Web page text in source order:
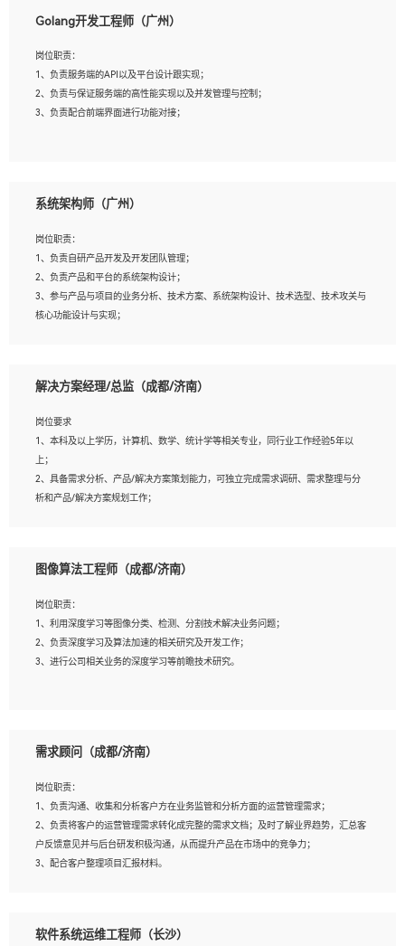
2、熟悉PostgreSQL、redis、MongoDB、ElasticSearch等开源数据库运维管理，拥
3、熟悉Oracle、MySQL、SQLServer中一种或多种优先。
4、熟悉Hadoop、HBASE、Spark等大数据平台优先。
5、熟悉linux或任意一种unix操作系统，如有较强操作系统侧工作经验者优先。
6、具备丰富的项目实施经验，较强的自我学习能力。
Golang开发工程师（广州）
岗位职责：
1、负责服务端的API以及平台设计跟实现；
2、负责与保证服务端的高性能实现以及并发管理与控制；
3、负责配合前端界面进行功能对接；
2、1年以上Golang开发工作经验，能独立完成相应项目开发；
与实现，熟悉常用开源框架及设计模式；
4、熟悉Golang、连接池、消息队列等组件使用、熟悉后端开发、测试、调试流程跟
工具使用；
5、对技术有激情，喜欢钻研，能快速接受和掌握新技术，学习能力和工作责任心
强，良好的沟通表达能力和团队协作能力。
系统架构师（广州）
岗位职责：
1、负责自研产品开发及开发团队管理；
2、负责产品和平台的系统架构设计；
3、参与产品与项目的业务分析、技术方案、系统架构设计、技术选型、技术攻关与
核心功能设计与实现；
岗位要求：
1、全日制统招本科及以上学历，计算机相关专业毕业，5年以上开发工作经验；
2、具有扎实的java编程功底和良好的编码习惯，有分布式、多线程及高并发系统开
发经验和性能调优经验尤佳；熟悉JVM调优；掌握基础中间件、基础架构方案和云
平台、云产品功能特性，熟练使用相关平台的功能和了解其背后实现机制；
研发管理流程建设经验；
常用框架和技术Springboot、Shiro、springcloud等；熟悉Linux常用命令和了解常
用脚本语言，较丰富的线上系统运维经验，复杂问题排查思路清晰。
解决方案经理/总监（成都/济南）
岗位要求
1、本科及以上学历，计算机、数学、统计学等相关专业，同行业工作经验5年以
上；
2、具备需求分析、产品/解决方案策划能力，可独立完成需求调研、需求整理与分
析和产品/解决方案规划工作；
出相关的解决方案，包括视频分析、图像识别、NLP、OCR、机器学习等；
AI算法框架，对人脸识别、目标检测、图像识别、OCR、NLP等AI算法有深刻理
解。具有AI平台级产品/解决方案从业经验者优先。具有大数据技术背景者优先；
6、具备良好的客户意识与沟通能力，善于学习思考、创新与团队协作，认真负责、
执行力与抗压力强。
图像算法工程师（成都/济南）
岗位职责：
1、利用深度学习等图像分类、检测、分割技术解决业务问题；
2、负责深度学习及算法加速的相关研究及开发工作；
3、进行公司相关业务的深度学习等前瞻技术研究。
2、2年以上图像处理开发经验，熟悉python和spark开发；
深度学习系统环境；
4、熟悉OPENCV、HALCON等常用图像处理软件，熟练进行图像处理；
5、熟悉主流的分类算法、聚类算法和关联分析算法原理，能熟练使用神经网络算法
的进行业务建模；
6、对OCR领域有深入的研究，熟悉模型调参，压缩和整型化方法；
需求顾问（成都/济南）
岗位职责：
1、负责沟通、收集和分析客户方在业务监管和分析方面的运营管理需求；
2、负责将客户的运营管理需求转化成完整的需求文档；及时了解业界趋势，汇总客
户反馈意见并与后台研发积极沟通，从而提升产品在市场中的竞争力；
3、配合客户整理项目汇报材料。
1、3年以上运营或解决方案的工作经验。
软件系统运维工程师（长沙）